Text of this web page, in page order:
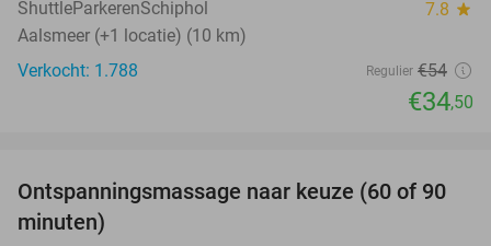
ShuttleParkerenSchiphol 7.8 star
Aalsmeer (+1 locatie) (10 km)
Verkocht: 1.788
Regulier €54
€34,50
40%
Ontspanningsmassage naar keuze (60 of 90
minuten)